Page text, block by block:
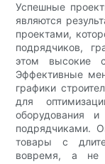
Успешные
являются
проектами,
подрядчиков,
этом высокие
Эффективные
графики
для
оборудования
подрядчиками.
товары с
вовремя, а не